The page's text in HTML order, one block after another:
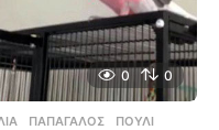
0 0
,ΠΑΠΑΓΆΛΟΣ ,ΠΟΥΛΊ